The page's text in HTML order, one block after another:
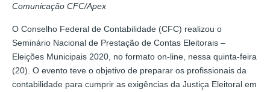
Comunicação CFC/Apex
O Conselho Federal de Contabilidade (CFC) realizou o
Seminário Nacional de Prestação de Contas Eleitorais –
Eleições Municipais 2020, no formato on-line, nessa quinta-feira
(20). O evento teve o objetivo de preparar os profissionais da
contabilidade para cumprir as exigências da Justiça Eleitoral em